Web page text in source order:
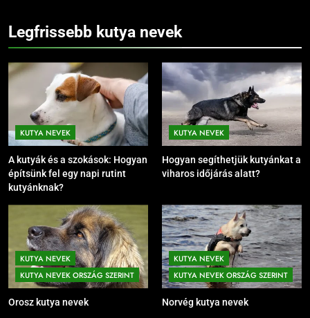
Legfrissebb kutya nevek
KUTYA NEVEK
A kutyák és a szokások: Hogyan
építsünk fel egy napi rutint
kutyánknak?
KUTYA NEVEK
Hogyan segíthetjük kutyánkat a
viharos időjárás alatt?
KUTYA NEVEK
KUTYA NEVEK ORSZÁG SZERINT
Orosz kutya nevek
KUTYA NEVEK
KUTYA NEVEK ORSZÁG SZERINT
Norvég kutya nevek